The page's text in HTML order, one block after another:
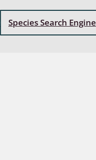
Species Search Engine